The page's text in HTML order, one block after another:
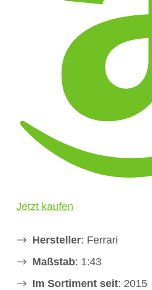
Jetzt kaufen
Hersteller: Ferrari
Maßstab: 1:43
Im Sortiment seit: 2015